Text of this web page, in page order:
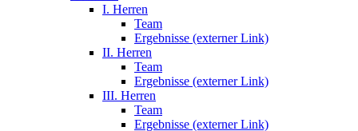
I. Herren
Team
Ergebnisse (externer Link)
II. Herren
Team
Ergebnisse (externer Link)
III. Herren
Team
Ergebnisse (externer Link)